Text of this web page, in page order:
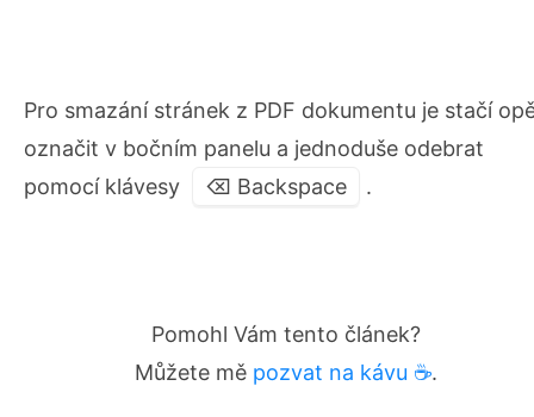
Pro smazání stránek z PDF dokumentu je stačí
označit v bočním panelu a jednoduše odebrat
pomocí klávesy
⌫ Backspace .
Pomohl Vám tento článek?
Můžete mě pozvat na kávu ☕️.